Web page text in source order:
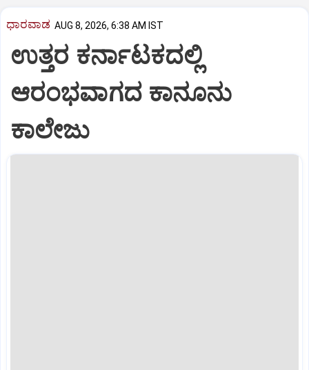
ಧಾರವಾಡ AUG 8, 2026, 6:38 AM IST
ಉತ್ತರ ಕರ್ನಾಟಕದಲ್ಲಿ
ಆರಂಭವಾಗದ ಕಾನೂನು
ಕಾಲೇಜು